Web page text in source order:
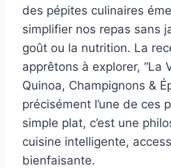
des pépites culinaires
simplifier nos repas sans
goût ou la nutrition. La
apprêtons à explorer, “La
Quinoa, Champignons &
précisément l’une de ces
simple plat, c’est une
cuisine intelligente,
bienfaisante.